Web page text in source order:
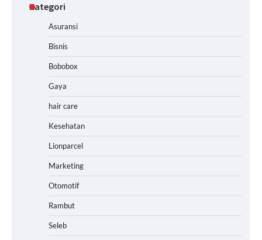
Kategori
Asuransi
Bisnis
Bobobox
Gaya
hair care
Kesehatan
Lionparcel
Marketing
Otomotif
Rambut
Seleb